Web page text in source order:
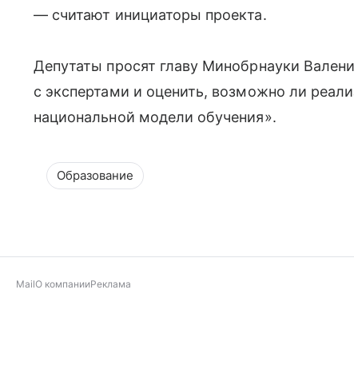
— считают инициаторы проекта.
Депутаты просят главу Минобрнауки
с экспертами и оценить, возможно ли
национальной модели обучения».
Образование
MailО компанииРеклама